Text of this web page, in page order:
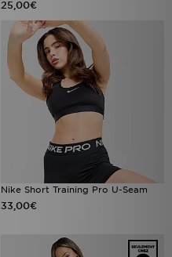
25,00€
Nike Short Training Pro U-Seam
33,00€